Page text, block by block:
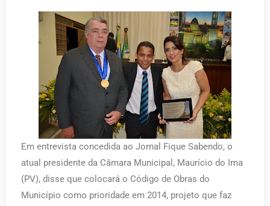
Em entrevista concedida ao Jornal Fique Sabendo, o
atual presidente da Câmara Municipal, Maurício do Ima
(PV), disse que colocará o Código de Obras do
Município como prioridade em 2014, projeto que faz